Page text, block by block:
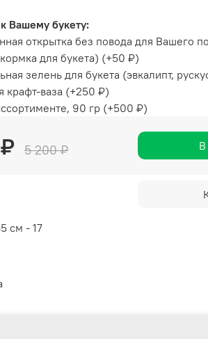
Вашему букету:
открытка без повода для Вашего
для букета) (+50 ₽)
зелень для букета (эвкалипт,
крафт-ваза (+250 ₽)
90 гр (+500 ₽)
5 200 ₽ В
см - 17